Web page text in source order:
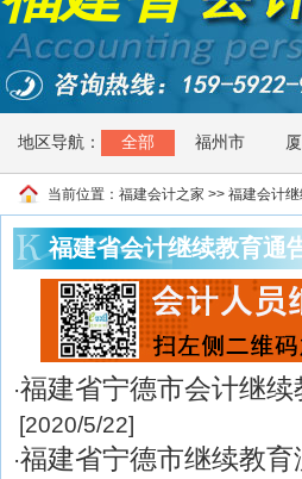
地区导航： 全部 福州市
当前位置： 福建会计之家 >> 福建会计继
福建省会计继续教育通
·福建省宁德市会计继
[2020/5/22]
·福建省宁德市继续教